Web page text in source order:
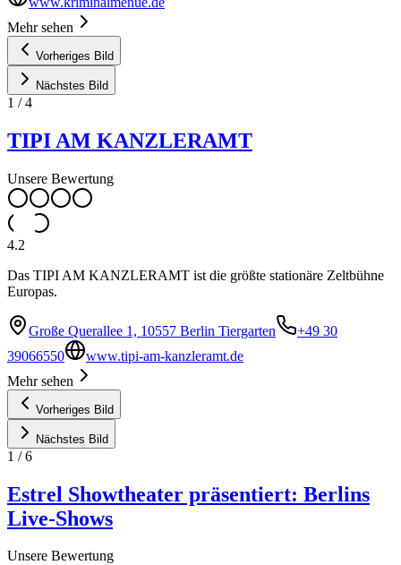
Mehr sehen
Vorheriges Bild
Nächstes Bild
1 /4
TIPI AM KANZLERAMT
Unsere Bewertung
4.2
Das TIPI AM KANZLERAMT ist die größte stationäre Zeltbühne
Europas.
Große Querallee 1, 10557 Berlin Tiergarten
+49 30
39066550
www.tipi-am-kanzleramt.de
Mehr sehen
Vorheriges Bild
Nächstes Bild
1 /6
Estrel Showtheater präsentiert: Berlins
Live-Shows
Unsere Bewertung